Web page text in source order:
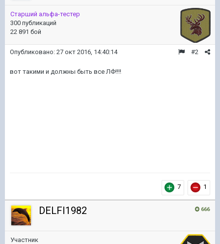
Старший альфа-тестер
300 публикаций
22 891 бой
#2
Опубликовано: 27 окт 2016, 14:40:14
вот такими и должны быть все ЛФ!!!!
7 1
666
DELFI1982
Участник